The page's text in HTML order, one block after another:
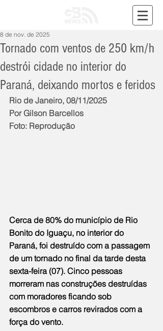
Tornado com ventos de 250 km/h
destrói cidade no interior do
Paraná, deixando mortos e feridos
8 de nov. de 2025
Rio de Janeiro, 08/11/2025
Por Gilson Barcellos
Foto: Reprodução
Cerca de 80% do município de Rio
Bonito do Iguaçu, no interior do
Paraná, foi destruído com a passagem
de um tornado no final da tarde desta
sexta-feira (07). Cinco pessoas
morreram nas construções destruídas
com moradores ficando sob
escombros e carros revirados com a
força do vento.